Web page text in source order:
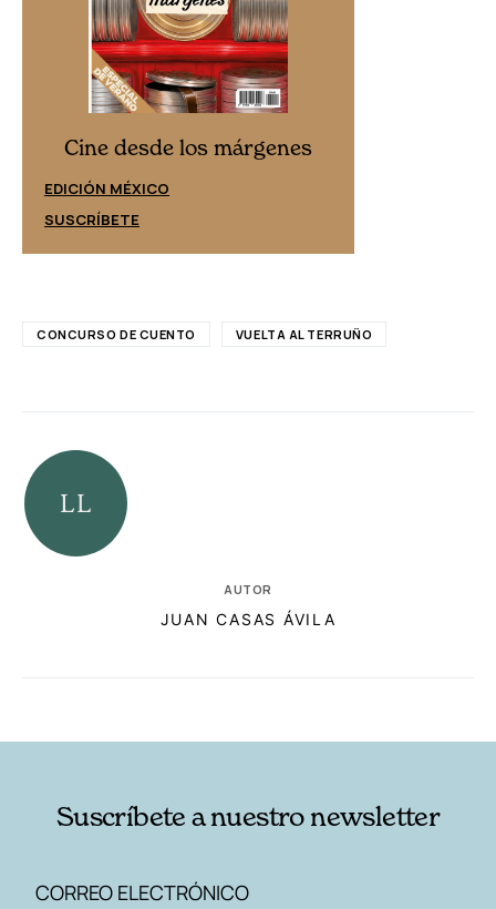
Cine desde los márgenes
EDICIÓN MÉXICO
SUSCRÍBETE
CONCURSO DE CUENTO VUELTA AL TERRUÑO
AUTOR
JUAN CASAS ÁVILA
Suscríbete a nuestro newsletter